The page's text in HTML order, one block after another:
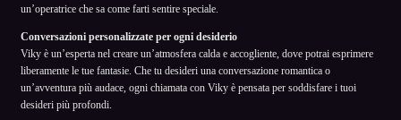
un’operatrice che sa come farti sentire speciale.
Conversazioni personalizzate per ogni desiderio
Viky è un’esperta nel creare un’atmosfera calda e accogliente, dove potrai esprimere
liberamente le tue fantasie. Che tu desideri una conversazione romantica o
un’avventura più audace, ogni chiamata con Viky è pensata per soddisfare i tuoi
desideri più profondi.